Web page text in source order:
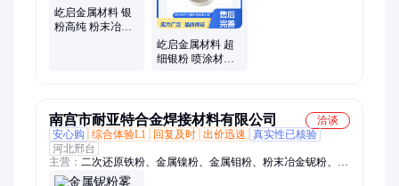
屹启金属材料 银
粉高纯 粉末冶金
屹启金属材料 超
细银粉 喷涂材料
南宫市耐亚特合金焊接材料有限公司
洽谈
安心购
综合体验L1 回复及时 出价迅速
真实性已核验
河北邢台
主营： 二次还原铁粉、金属镍粉、金属钼粉、粉末冶金铌粉、金
属硼粉、金属铬粉、金属铝粒、金属钒粉、金属铁粉、金属铅